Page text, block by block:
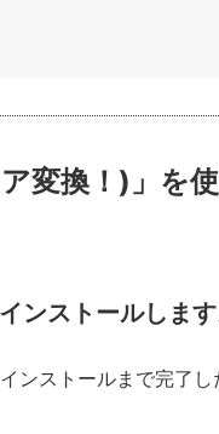
変換！)」を
ンストールします
ンストールまで完了